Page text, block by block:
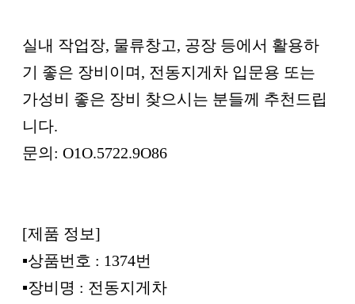
본문
실내 작업장, 물류창고, 공장 등에서 활용하
기 좋은 장비이며, 전동지게차 입문용 또는
가성비 좋은 장비 찾으시는 분들께 추천드립
니다.
문의: O1O.5722.9O86
[제품 정보]
▪︎상품번호 : 1374번
▪︎장비명 : 전동지게차